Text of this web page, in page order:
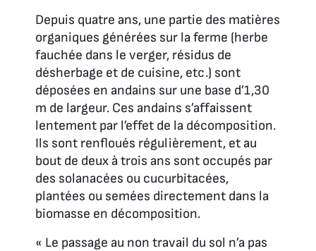
Depuis quatre ans, une partie des matières
organiques générées sur la ferme (herbe
fauchée dans le verger, résidus de
désherbage et de cuisine, etc.) sont
déposées en andains sur une base d’1,30
m de largeur. Ces andains s’affaissent
lentement par l’effet de la décomposition.
Ils sont renfloués régulièrement, et au
bout de deux à trois ans sont occupés par
des solanacées ou cucurbitacées,
plantées ou semées directement dans la
biomasse en décomposition.
« Le passage au non travail du sol n’a pas